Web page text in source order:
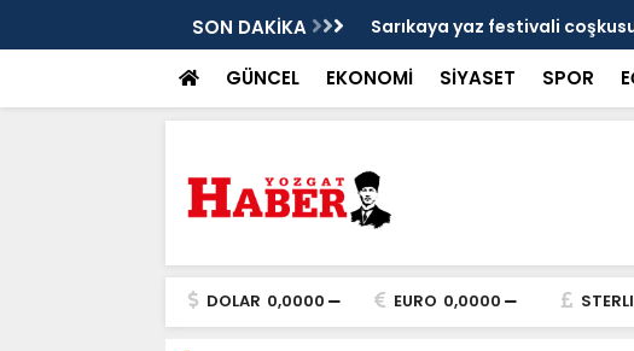
SON DAKİKA Sarıkaya yaz festivali
GÜNCEL EKONOMİ SİYASET SPOR
DOLAR 0,0000 EURO 0,0000